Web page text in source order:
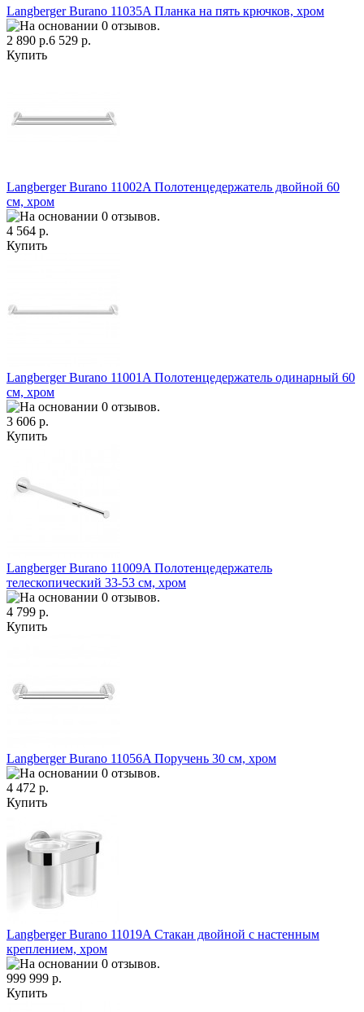
Langberger Burano 11035A Планка на пять крючков, хром
2 890 р.6 529 р.
Купить
Langberger Burano 11002A Полотенцедержатель двойной 60
см, хром
4 564 р.
Купить
Langberger Burano 11001A Полотенцедержатель одинарный 60
см, хром
3 606 р.
Купить
Langberger Burano 11009A Полотенцедержатель
телескопический 33-53 см, хром
4 799 р.
Купить
Langberger Burano 11056A Поручень 30 см, хром
4 472 р.
Купить
Langberger Burano 11019A Стакан двойной с настенным
креплением, хром
999 999 р.
Купить